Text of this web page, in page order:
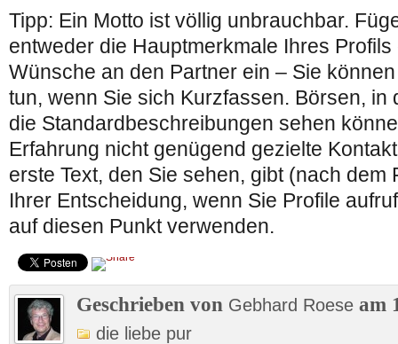
Tipp: Ein Motto ist völlig unbrauchbar.
entweder die Hauptmerkmale Ihres
Wünsche an den Partner ein – Sie
tun, wenn Sie sich Kurzfassen. Börsen, in
die Standardbeschreibungen sehen
Erfahrung nicht genügend gezielte
erste Text, den Sie sehen, gibt (nach dem
Ihrer Entscheidung, wenn Sie Profile
auf diesen Punkt verwenden.
Geschrieben von Gebhard Roese am
die liebe pur